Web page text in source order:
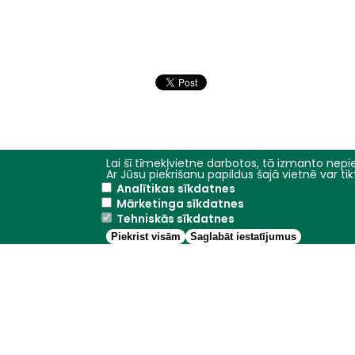
Lai šī tīmekļvietne darbotos, tā izmanto
Ar Jūsu piekrišanu papildus šajā vietnē var
Analītikas sīkdatnes
Mārketinga sīkdatnes
Tehniskās sīkdatnes
Saglabāt iestatījumus
Piekrist visām